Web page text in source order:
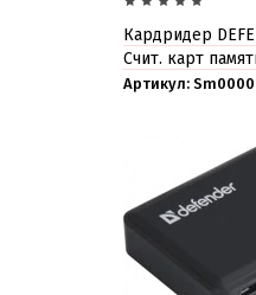
Кардридер
Cчит. карт
Артикул: